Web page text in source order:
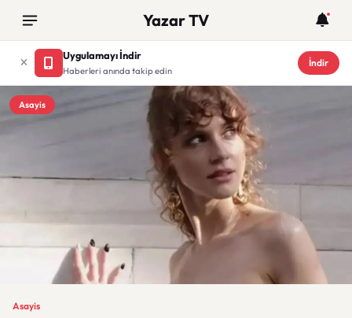
Yazar TV
Uygulamayı İndir
Haberleri anında takip edin
İndir
Asayis
Asayis